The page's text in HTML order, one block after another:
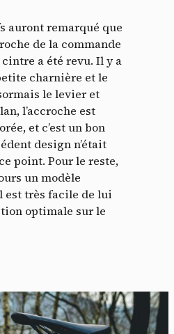
auront remarqué que
de la commande
a été revu. Il y a
charnière et le
le levier et
l’accroche est
et c’est un bon
design n’était
point. Pour le reste,
un modèle
est très facile de lui
optimale sur le